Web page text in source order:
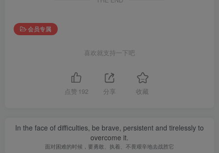
会员专属
喜欢就支持一下吧
点赞 192 分享 收藏
In the face of difficulties, be brave, persistent and tirelessly to
overcome it.
面对困难的时候，要勇敢、执着、不畏艰辛地去战胜它